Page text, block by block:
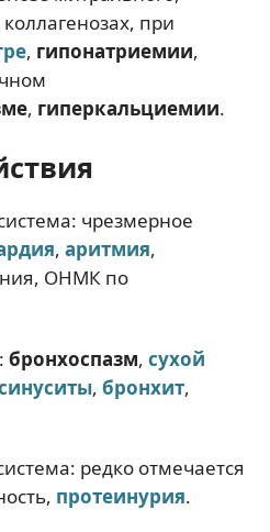
при
, гипонатриемии,
, гиперкальциемии.
чрезмерное
, аритмия,
ОНМК по
бронхоспазм, сухой
, бронхит,
редко отмечается
протеинурия.